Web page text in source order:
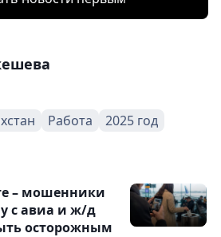
Работа 2025 год
– мошенники
с авиа и ж/д
осторожным